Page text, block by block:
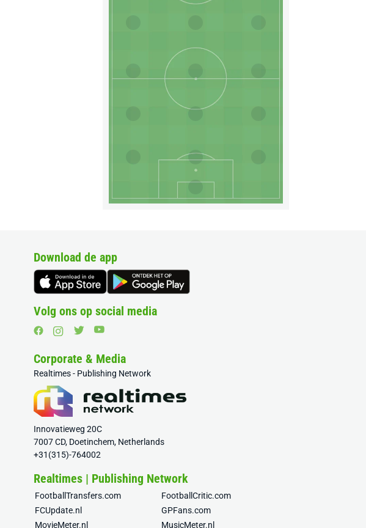
Download de app
Volg ons op social media
Corporate & Media
Realtimes - Publishing Network
Innovatieweg 20C
7007 CD, Doetinchem, Netherlands
+31(315)-764002
Realtimes | Publishing Network
FootballTransfers.com
FootballCritic.com
FCUpdate.nl
GPFans.com
MovieMeter.nl
MusicMeter.nl